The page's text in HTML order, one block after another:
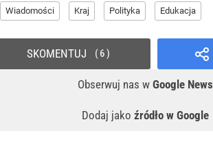
Wiadomości Kraj Polityka Edukacja
Obserwuj nas w Google News
Dodaj jako źródło w Google
SKOMENTUJ 6